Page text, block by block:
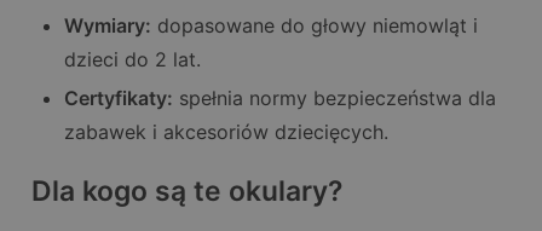
Wymiary: dopasowane do głowy niemowląt i
dzieci do 2 lat.
Certyfikaty: spełnia normy bezpieczeństwa dla
zabawek i akcesoriów dziecięcych.
Dla kogo są te okulary?